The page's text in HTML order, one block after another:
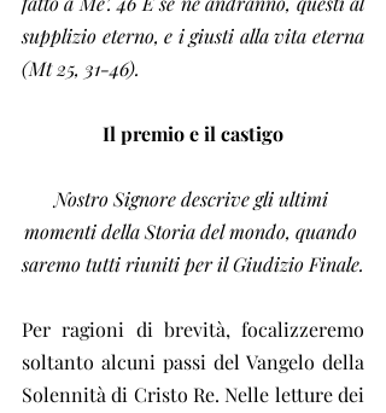
supplizio eterno, e i giusti alla vita eterna
(Mt 25, 31-46).
Il premio e il castigo
Nostro Signore descrive gli ultimi
momenti della Storia del mondo, quando
saremo tutti riuniti per il Giudizio Finale.
Per ragioni di brevità, focalizzeremo
soltanto alcuni passi del Vangelo della
Solennità di Cristo Re. Nelle letture dei